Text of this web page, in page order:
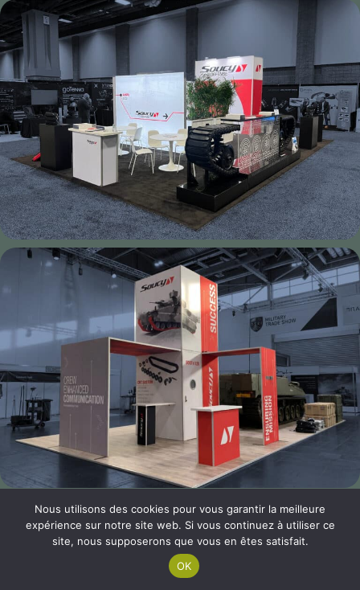
Nous utilisons des cookies pour vous garantir la meilleure
expérience sur notre site web. Si vous continuez à utiliser ce
site, nous supposerons que vous en êtes satisfait.
OK